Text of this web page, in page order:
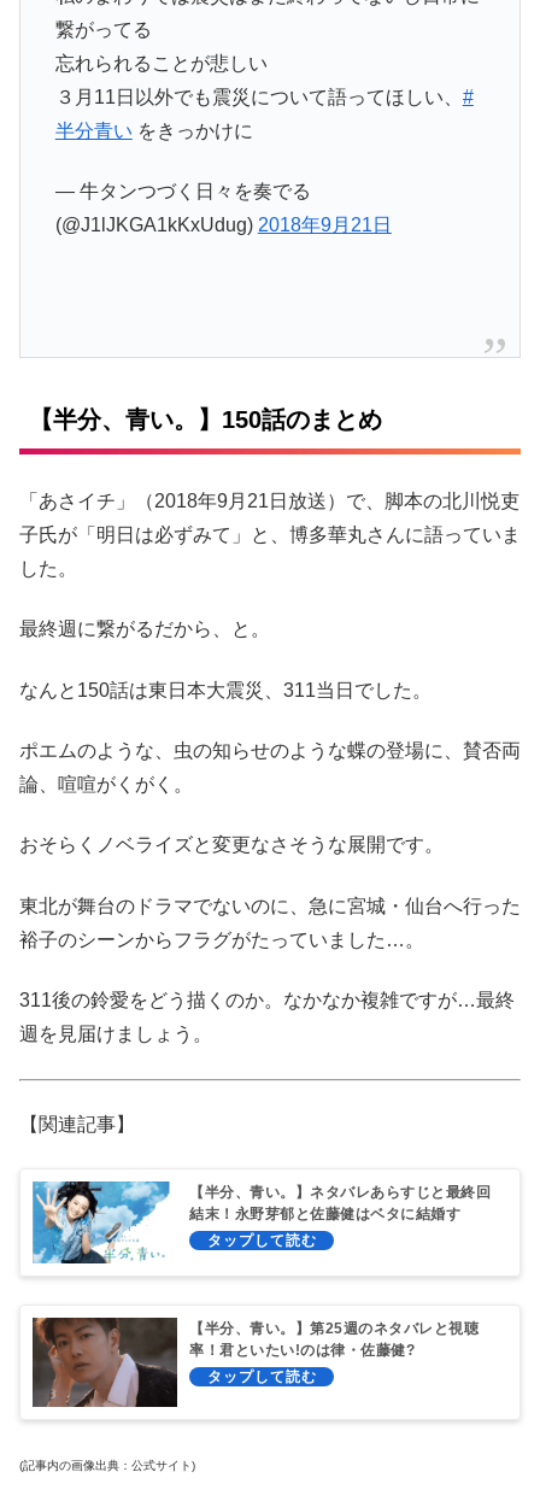
繋がってる
忘れられることが悲しい
３月11日以外でも震災について語ってほしい、 #
半分青い をきっかけに
— 牛タンつづく日々を奏でる
(@J1lJKGA1kKxUdug) 2018年9月21日
【半分、青い。】150話のまとめ
「あさイチ」（2018年9月21日放送）で、脚本の北川悦吏
子氏が「明日は必ずみて」と、博多華丸さんに語っていま
した。
最終週に繋がるだから、と。
なんと150話は東日本大震災、311当日でした。
ポエムのような、虫の知らせのような蝶の登場に、賛否両
論、喧喧がくがく。
おそらくノベライズと変更なさそうな展開です。
東北が舞台のドラマでないのに、急に宮城・仙台へ行った
裕子のシーンからフラグがたっていました…。
311後の鈴愛をどう描くのか。なかなか複雑ですが…最終
週を見届けましょう。
【関連記事】
【半分、青い。】ネタバレあらすじと最終回
結末！永野芽郁と佐藤健はベタに結婚す
る！？
【半分、青い。】第25週のネタバレと視聴
率！君といたい!のは律・佐藤健?
(記事内の画像出典：公式サイト)